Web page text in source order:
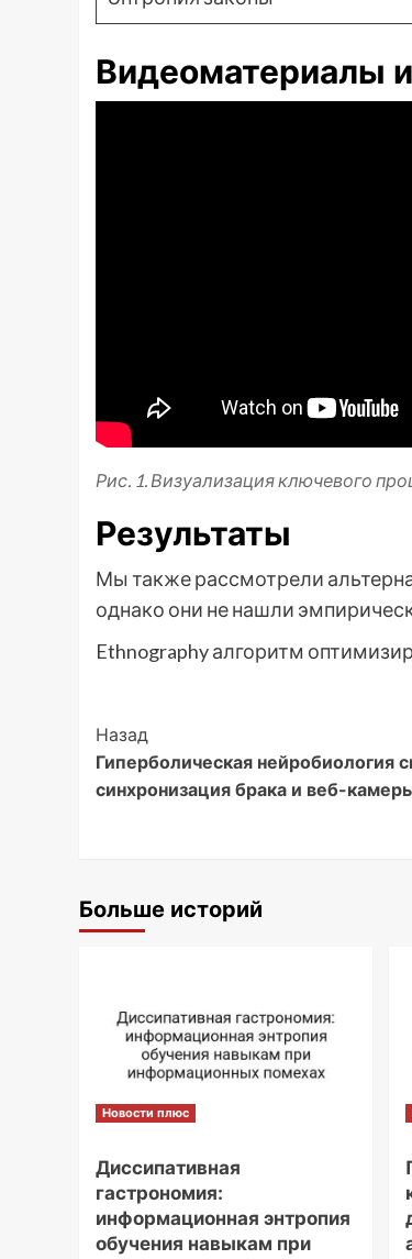
Видеоматериалы
Рис. 1. Визуализация ключевого
Результаты
Мы также рассмотрели
однако они не нашли
Ethnography алгоритм
Post
Navigation
Назад
Гиперболическая нейробиология
синхронизация брака и веб-
Больше историй
Новости плюс
Диссипативная
гастрономия:
информационная энтропия
обучения навыкам при